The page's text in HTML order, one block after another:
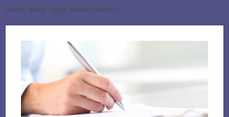
Selam, Sevgi, Saygı İfadesi Kullanma